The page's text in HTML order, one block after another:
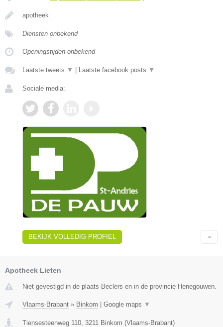
apotheek
Diensten onbekend
Openingstijden onbekend
Laatste tweets ▼ Laatste facebook posts ▼
Sociale media:
BEKIJK VOLLEDIG PROFIEL
Apotheek Lieten
Niet gevestigd in de plaats Beclers en in de provincie Henegouwen.
Vlaams-Brabant » Binkom Google maps ▼
Tiensesteenweg 110 3211 Binkom (Vlaams-Brabant)